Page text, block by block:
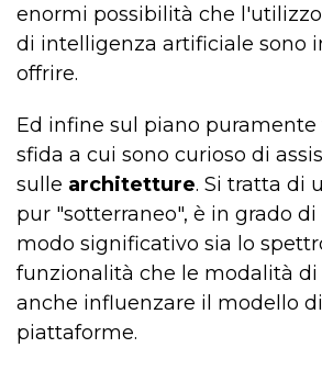
enormi possibilità che
di intelligenza artificiale sono
offrire.
Ed infine sul piano
sfida a cui sono curioso di
sulle architetture. Si tratta di
pur "sotterraneo", è in grado
modo significativo sia lo
funzionalità che le modalità di
anche influenzare il modello
piattaforme.